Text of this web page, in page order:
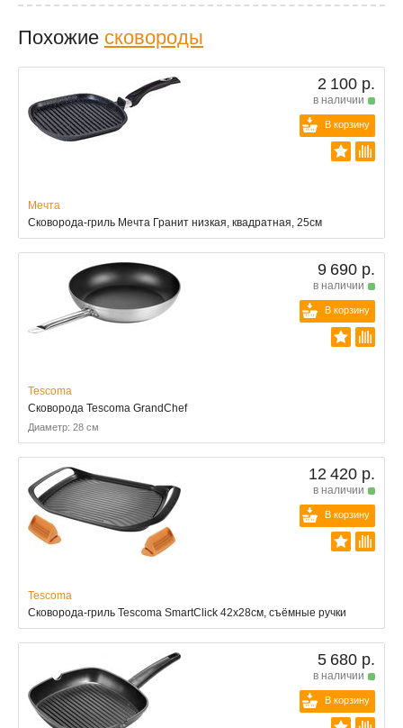
Похожие сковороды
2 100 р.
в наличии
В корзину
Мечта
Сковорода-гриль Мечта Гранит низкая, квадратная, 25см
9 690 р.
в наличии
В корзину
Tescoma
Сковорода Tescoma GrandChef
Диаметр: 28 см
12 420 р.
в наличии
В корзину
Tescoma
Сковорода-гриль Tescoma SmartClick 42x28см, съёмные ручки
5 680 р.
в наличии
В корзину